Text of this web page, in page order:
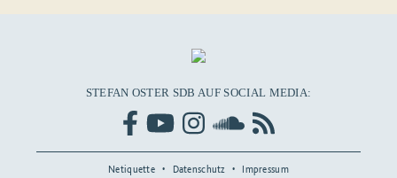
STEFAN OSTER SDB AUF SOCIAL MEDIA:
Netiquette Datenschutz Impressum